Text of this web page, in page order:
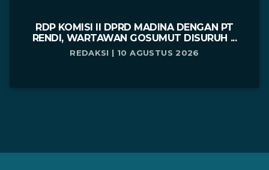
RDP KOMISI II DPRD MADINA DENGAN PT
RENDI, WARTAWAN GOSUMUT DISURUH ...
REDAKSI | 10 AGUSTUS 2026